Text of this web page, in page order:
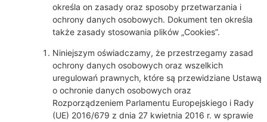
określa on zasady oraz sposoby przetwarzania i
ochrony danych osobowych. Dokument ten określa
także zasady stosowania plików „Cookies”.
Niniejszym oświadczamy, że przestrzegamy zasad
ochrony danych osobowych oraz wszelkich
uregulowań prawnych, które są przewidziane Ustawą
o ochronie danych osobowych oraz
Rozporządzeniem Parlamentu Europejskiego i Rady
(UE) 2016/679 z dnia 27 kwietnia 2016 r. w sprawie